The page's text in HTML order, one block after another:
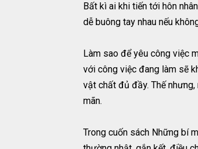
Bất kì ai khi tiến tới hôn
dễ buông tay nhau nếu
Làm sao để yêu công việc
với công việc đang làm sẽ
vật chất đủ đầy. Thế
mãn.
Trong cuốn sách Những bí